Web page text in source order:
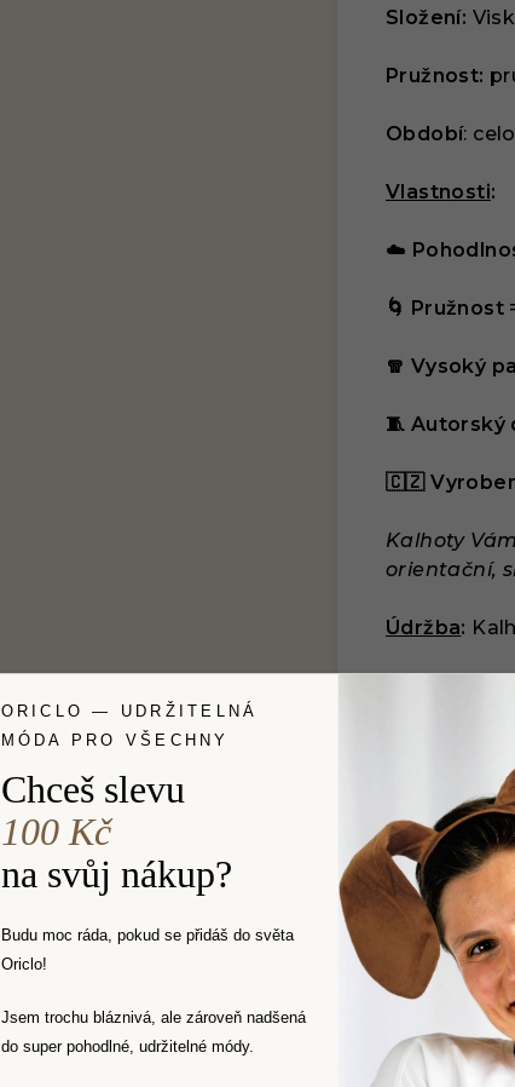
Složení:
Pružnost:
Období:
Vlastnosti:
☁️
🌀 Pružnost
🧣 Vysoký
🧵 Autorský
🇨🇿
Kalhoty
orientační,
Údržba:
Související
ORICLO — UDRŽITELNÁ
MÓDA PRO VŠECHNY
Chceš slevu
100 Kč
na svůj nákup?
Budu moc ráda, pokud se přidáš do světa
Oriclo!
Jsem trochu bláznivá, ale zároveň nadšená
do super pohodlné, udržitelné módy.